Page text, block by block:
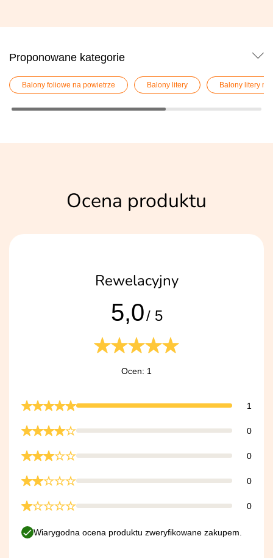
Proponowane kategorie
Balony foliowe na powietrze Balony litery Balony litery na
Ocena produktu
Rewelacyjny
5,0/ 5
Ocen: 1
1
0
0
0
0
Wiarygodna ocena produktu zweryfikowane zakupem.